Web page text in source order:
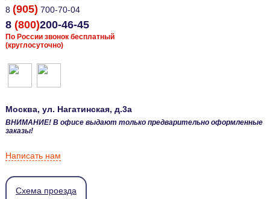
8 (905) 700-70-04
8 (800)200-46-45
По России звонок бесплатный
(круглосуточно)
Москва, ул. Нагатинская, д.3а
ВНИМАНИЕ! В офисе выдают только предварительно оформленные
заказы!
Написать нам
Схема проезда